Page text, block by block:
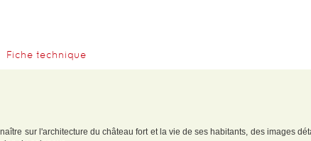
Fiche technique
sur l'architecture du château fort et la vie de ses habitants, des images